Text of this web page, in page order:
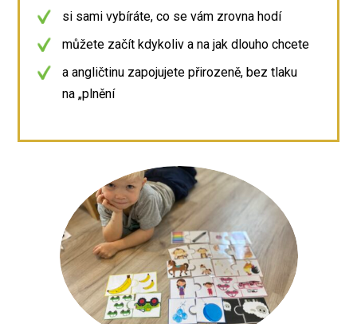
si sami vybíráte, co se vám zrovna hodí
můžete začít kdykoliv a na jak dlouho chcete
a angličtinu zapojujete přirozeně, bez tlaku
na „plněníplánu